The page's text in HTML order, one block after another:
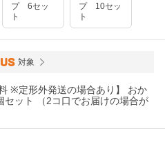
プ 6セッ
ト
プ 10セッ
ト
対象
※定形外発送の場合あり】 おか
セット （2コ口でお届けの場合が